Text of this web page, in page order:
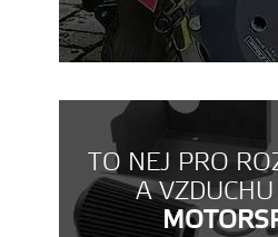
TO NEJ PRO
A VZDUCHU